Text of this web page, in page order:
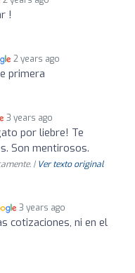
!
2 years ago
primera
3 years ago
por liebre! Te
Son mentirosos.
| Ver texto original
3 years ago
cotizaciones, ni en el